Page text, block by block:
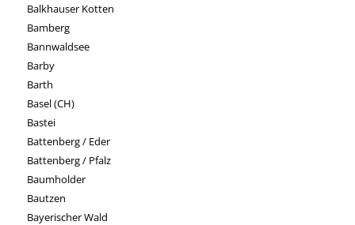
Balkhauser Kotten
Bamberg
Bannwaldsee
Barby
Barth
Basel (CH)
Bastei
Battenberg / Eder
Battenberg / Pfalz
Baumholder
Bautzen
Bayerischer Wald